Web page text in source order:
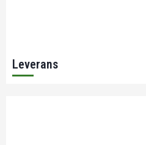
Leverans